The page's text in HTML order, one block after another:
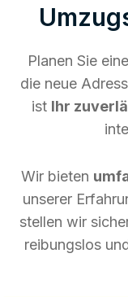
Planen Sie
die neue
ist Ihr
Wir bieten
unserer
stellen wir
reibungslos